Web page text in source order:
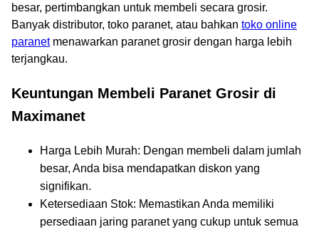
besar, pertimbangkan untuk membeli secara grosir.
Banyak distributor, toko paranet, atau bahkan toko online
paranetmenawarkan paranet grosir dengan harga lebih
terjangkau.
Keuntungan Membeli Paranet Grosir di
Maximanet
Harga Lebih Murah: Dengan membeli dalam jumlah
besar, Anda bisa mendapatkan diskon yang
signifikan.
Ketersediaan Stok: Memastikan Anda memiliki
persediaan jaring paranet yang cukup untuk semua